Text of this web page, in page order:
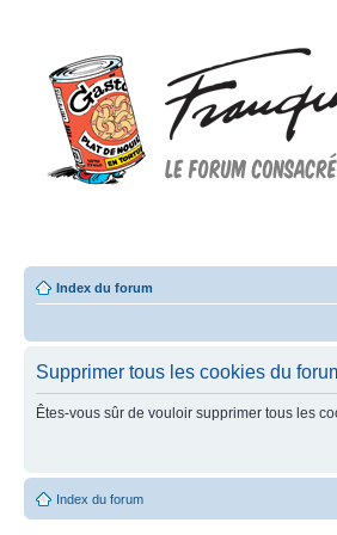
Index du forum
Supprimer tous les cookies du
Êtes-vous sûr de vouloir supprimer tous les
Index du forum